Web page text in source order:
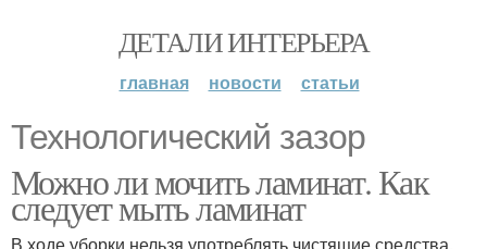
ДЕТАЛИ ИНТЕРЬЕРА
главная новости статьи
Технологический зазор
Можно ли мочить ламинат. Как
следует мыть ламинат